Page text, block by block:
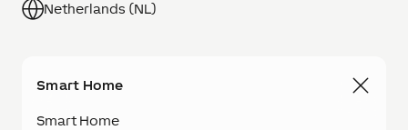
Netherlands (NL)
Smart Home
Smart Home